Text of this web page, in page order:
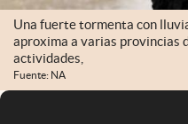
Una fuerte tormenta con
aproxima a varias provincias
actividades,
Fuente: NA